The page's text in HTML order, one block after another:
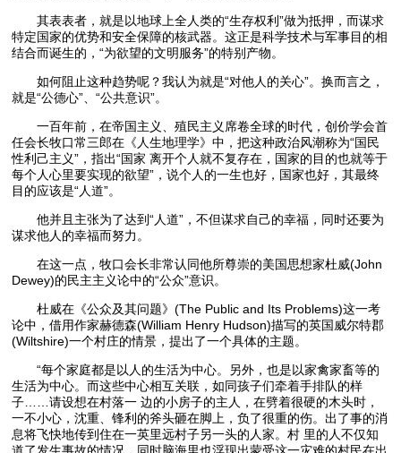
其表表者，就是以地球上全人类的“生存权利”做为抵押，而谋求
特定国家的优势和安全保障的核武器。这正是科学技术与军事目的相
结合而诞生的，“为欲望的文明服务”的特别产物。
如何阻止这种趋势呢？我认为就是“对他人的关心”。换而言之，
就是“公德心”、“公共意识”。
一百年前，在帝国主义、殖民主义席卷全球的时代，创价学会首
任会长牧口常三郎在《人生地理学》中，把这种政治风潮称为“国民
性利己主义”，指出“国家 离开个人就不复存在，国家的目的也就等于
每个人心里要实现的欲望”，说个人的一生也好，国家也好，其最终
目的应该是“人道”。
他并且主张为了达到“人道”，不但谋求自己的幸福，同时还要为
谋求他人的幸福而努力。
在这一点，牧口会长非常认同他所尊崇的美国思想家杜威(John
Dewey)的民主主义论中的“公众”意识。
杜威在《公众及其问题》(The Public and Its Problems)这一考
论中，借用作家赫德森(William Henry Hudson)描写的英国威尔特郡
(Wiltshire)一个村庄的情景，提出了一个具体的主题。
“每个家庭都是以人的生活为中心。另外，也是以家禽家畜等的
生活为中心。而这些中心相互关联，如同孩子们牵着手排队的样
子……请设想在村落一 边的小房子的主人，在劈着很硬的木头时，
一不小心，沈重、锋利的斧头砸在脚上，负了很重的伤。出了事的消
息将飞快地传到住在一英里远村子另一头的人家。村 里的人不仅知
道了发生事故的情况，同时脑海里也浮现出蒙受这一灾难的村民在出